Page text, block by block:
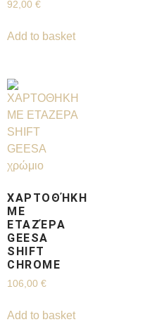
92,00 €
Add to basket
ΧΑΡΤΟΘΉΚΗ
ΜΕ
ΕΤΑΖΈΡΑ
GEESA
SHIFT
CHROME
106,00 €
Add to basket